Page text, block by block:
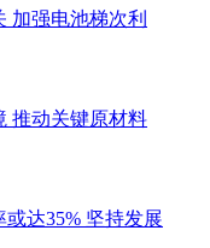
加强电池梯次利
推动关键原材料
达35% 坚持发展